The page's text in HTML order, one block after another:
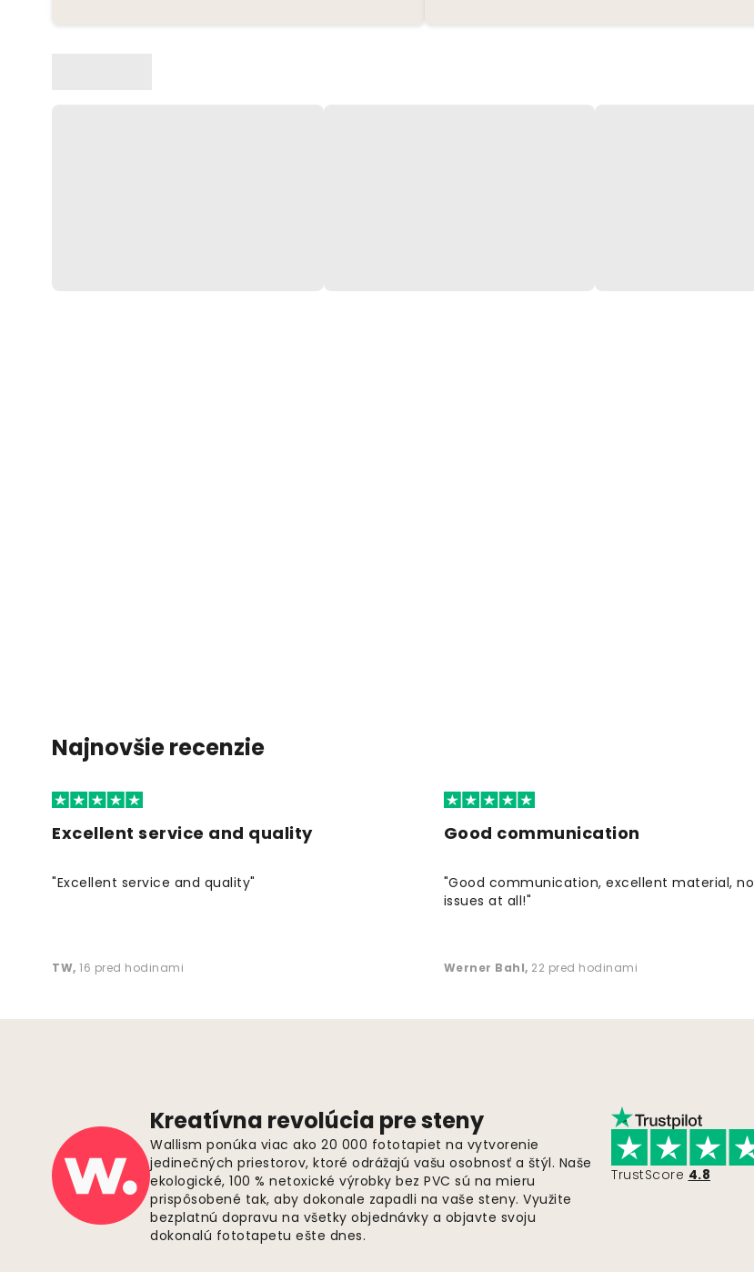
Najnovšie recenzie
Excellent service and quality
"Excellent service and quality"
TW, 16 pred hodinami
Good communication
"Good communication, excellent material, no
issues at all!"
Werner Bahl, 22 pred hodinami
Kreatívna revolúcia pre steny
Wallism ponúka viac ako 20 000 fototapiet na vytvorenie
jedinečných priestorov, ktoré odrážajú vašu osobnosť a štýl. Naše
ekologické, 100 % netoxické výrobky bez PVC sú na mieru
prispôsobené tak, aby dokonale zapadli na vaše steny. Využite
bezplatnú dopravu na všetky objednávky a objavte svoju
dokonalú fototapetu ešte dnes.
TrustScore 4.8